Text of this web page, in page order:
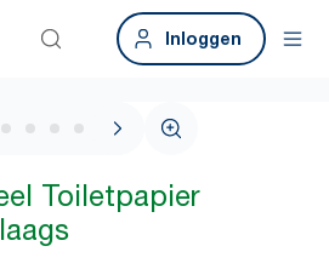
Inloggen
1 / 5
Toiletpapier